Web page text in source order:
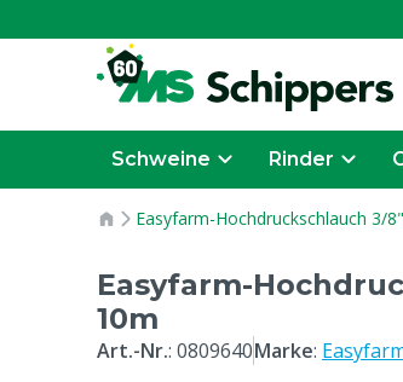
Schweine Rinder
Easyfarm-Hochdruckschlauch 3/
Easyfarm-
10m
Art.-Nr.: 0809640Marke: